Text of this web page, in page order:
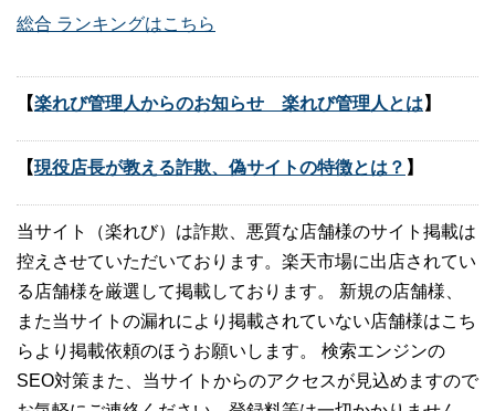
総合 ランキングはこちら
【楽れび管理人からのお知らせ 楽れび管理人とは 】
【現役店長が教える詐欺、偽サイトの特徴とは？ 】
当サイト（楽れび）は詐欺、悪質な店舗様のサイト掲載は
控えさせていただいております。楽天市場に出店されてい
る店舗様を厳選して掲載しております。 新規の店舗様、
また当サイトの漏れにより掲載されていない店舗様はこち
らより掲載依頼のほうお願いします。 検索エンジンの
SEO対策また、当サイトからのアクセスが見込めますので